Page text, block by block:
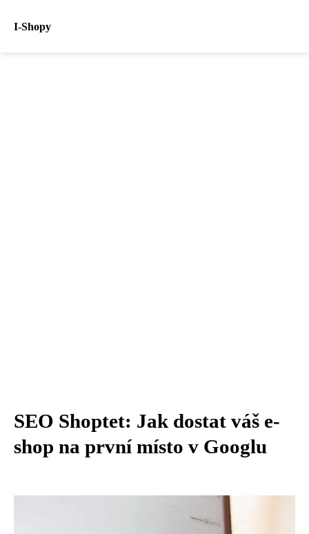
I-Shopy
SEO Shoptet: Jak dostat váš e-
shop na první místo v Googlu